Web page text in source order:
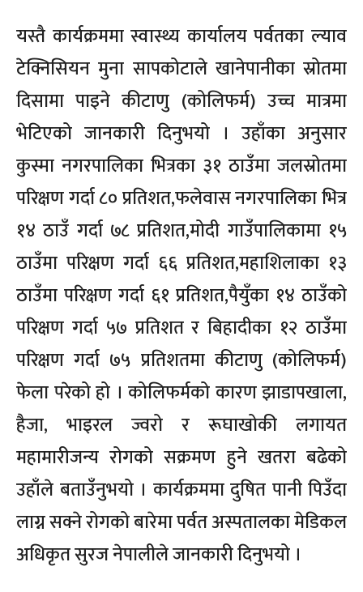
यस्तै कार्यक्रममा स्वास्थ्य कार्यालय पर्वतका ल्याव
टेक्निसियन मुना सापकोटाले खानेपानीका स्रोतमा
दिसामा पाइने कीटाणु (कोलिफर्म) उच्च मात्रमा
भेटिएको जानकारी दिनुभयो । उहाँका अनुसार
कुस्मा नगरपालिका भित्रका ३१ ठाउँमा जलस्रोतमा
परिक्षण गर्दा ८० प्रतिशत,फलेवास नगरपालिका भित्र
१४ ठाउँ गर्दा ७८ प्रतिशत,मोदी गाउँपालिकामा १५
ठाउँमा परिक्षण गर्दा ६६ प्रतिशत,महाशिलाका १३
ठाउँमा परिक्षण गर्दा ६१ प्रतिशत,पैयुँका १४ ठाउँको
परिक्षण गर्दा ५७ प्रतिशत र बिहादीका १२ ठाउँमा
परिक्षण गर्दा ७५ प्रतिशतमा कीटाणु (कोलिफर्म)
फेला परेको हो । कोलिफर्मको कारण झाडापखाला,
हैजा, भाइरल ज्वरो र रूघाखोकी लगायत
महामारीजन्य रोगको सक्रमण हुने खतरा बढेको
उहाँले बताउँनुभयो । कार्यक्रममा दुषित पानी पिउँदा
लाग्न सक्ने रोगको बारेमा पर्वत अस्पतालका मेडिकल
अधिकृत सुरज नेपालीले जानकारी दिनुभयो ।